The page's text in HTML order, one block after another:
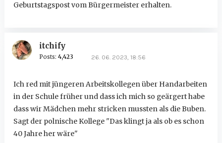
Geburtstagspost vom Bürgermeister erhalten.
itchify
Posts: 4,423 26. 06. 2023, 18:56
Ich red mit jüngeren Arbeitskollegen über Handarbeiten
in der Schule früher und dass ich mich so geärgert habe
dass wir Mädchen mehr stricken mussten als die Buben.
Sagt der polnische Kollege "Das klingt ja als ob es schon
40 Jahre her wäre"